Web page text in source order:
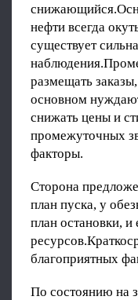
нефти всегда
существует
размещать
основном
снижать цены и
промежуточных
факторы.
Сторона
план пуска, у
план остановки, и
благоприятных
По состоянию на